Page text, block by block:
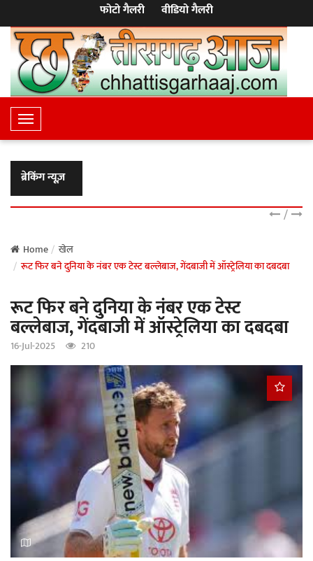
फोटो गैलरी वीडियो गैलरी
T
o
g
g
l
e
a
v
g
a
t
o
ब्रेकिंग न्यूज़
/
Home
खेल
रूट फिर बने दुनिया के नंबर एक टेस्ट बल्लेबाज, गेंदबाजी में ऑस्ट्रेलिया का दबदबा
रूट फिर बने दुनिया के नंबर एक टेस्ट
बल्लेबाज, गेंदबाजी में ऑस्ट्रेलिया का दबदबा
16-Jul-2025 210